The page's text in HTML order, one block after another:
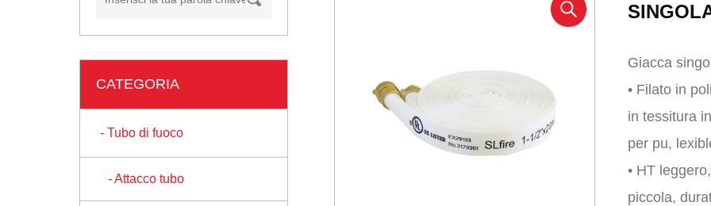
CATEGORIA
- Tubo di fuoco
- Attacco tubo
Giacca
• Filato in
in tessitura
per pu,
• HT
piccola,